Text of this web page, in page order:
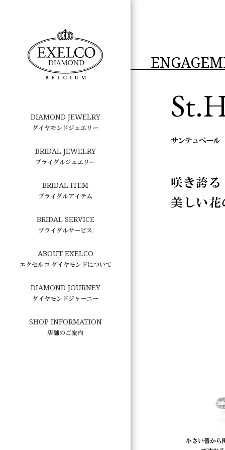
サンテュベール
咲き誇る
美しい
小さい蕾から
DIAMOND JEWELRY
ダイヤモンドジュエリー
BRIDAL JEWELRY
ブライダルジュエリー
BRIDAL ITEM
ブライダルアイテム
BRIDAL SERVICE
ブライダルサービス
ABOUT EXELCO
エクセルコ ダイヤモンドについて
DIAMOND JOURNEY
ダイヤモンドジャーニー
SHOP INFORMATION
店舗のご案内